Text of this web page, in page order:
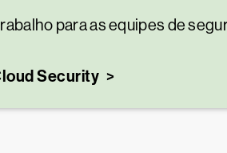
para as equipes de
Security